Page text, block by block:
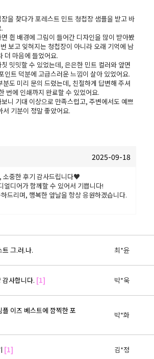
을 찾다가 포레스트 민트 청첩장 샘플을 받고 바
흰 배경에 그림이 들어간 디자인을 많이 받아봤
보고 잊혀지는 청첩장이 아니라 오래 기억에 남
더 마음에 들었어요.
밋밋할 수 있었는데, 은은한 민트 컬러와 앞면
인트 덕분에 고급스러운 느낌이 살아 있었어요.
분도 미리 문의 드렸는데, 친절하게 답변해 주셔
번에 인쇄까지 완료할 수 있었어요.
니 기대 이상으로 만족스럽고, 주변에서도 예쁘
서 기분이 정말 좋았어요.
2025-09-18
소중한 후기 감사드립니다♥
얼디어가 함께할 수 있어서 기쁩니다!
드리며, 행복한 앞날을 항상 응원하겠습니다.
트 그.러.나. 최*윤
감사합니다. [1] 박*욱
플 이즈 베스트에 깜찍한 포
박*화
[1] 김*정